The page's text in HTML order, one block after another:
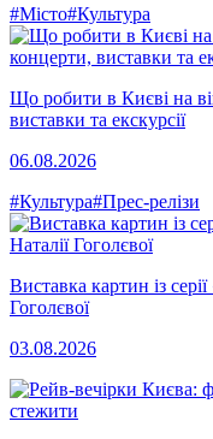
#Місто#Культура
Що робити в Києві на
виставки та екскурсії
06.08.2026
#Культура#Прес-релізи
Виставка картин із
Гоголєвої
03.08.2026